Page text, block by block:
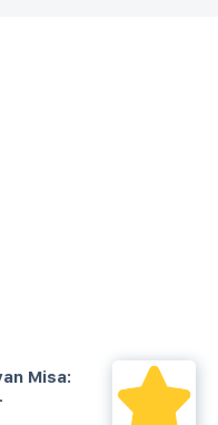
Misa: